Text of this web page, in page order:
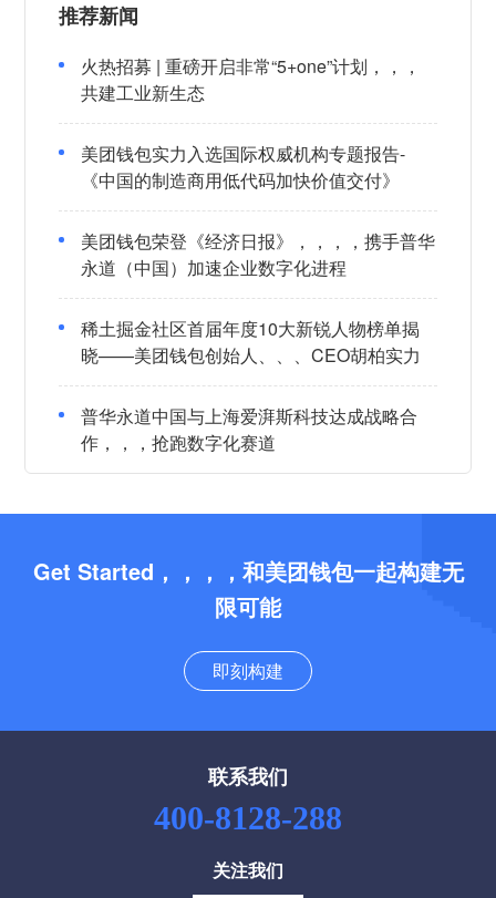
推荐新闻
火热招募 | 重磅开启非常“5+one”计划，，，
共建工业新生态
美团钱包实力入选国际权威机构专题报告-
《中国的制造商用低代码加快价值交付》
美团钱包荣登《经济日报》，，，，携手普华
永道（中国）加速企业数字化进程
稀土掘金社区首届年度10大新锐人物榜单揭
晓——美团钱包创始人、、、CEO胡柏实力
登榜
普华永道中国与上海爱湃斯科技达成战略合
作，，，抢跑数字化赛道
Get Started，，，，和美团钱包一起构建无
限可能
即刻构建
联系我们
400-8128-288
关注我们